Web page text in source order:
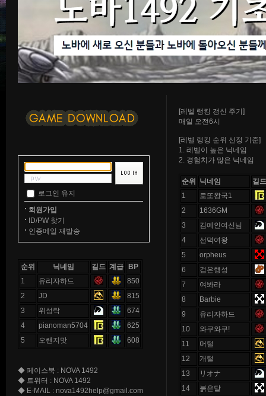
로그인 유지
회원가입
ID/PW 찾기
인증메일 재발송
순위 닉네임 길드 계급
BP
1
유리자하드
850
2
JD
815
3
위성락
674
4
pianoman5704
625
5
오랜지맛 608
◆ 페이스북 : NOVA 1492
◆ 트위터 : NOVA 1492
◆ E-MAIL : nova1492help@gmail.com
[레벨 랭킹 갱신 주기]
매일 오전6시
[레벨 랭킹 순위 선정 기준]
1. 레벨이 높은 닉네임
2. 경험치가 많은 닉네임
순위 닉네임
길드
1
로또왕국1
2
1636GM
3
김예인여신님
4
선덕여왕
5
orpheus
6
검은행성
7
여봐라
8
Barbie
9
유리자하드
10
와쿠와쿠!
11
머털
12
개털
13
リオナ
14
붉은달